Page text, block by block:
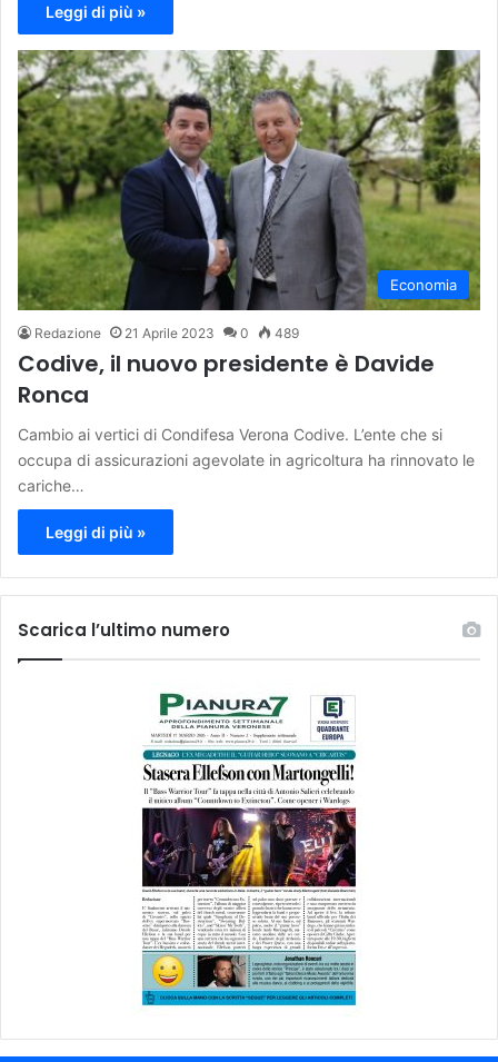
Leggi di più »
Economia
Redazione 21 Aprile 2023 0 489
Codive, il nuovo presidente è Davide
Ronca
Cambio ai vertici di Condifesa Verona Codive. L’ente che si
occupa di assicurazioni agevolate in agricoltura ha rinnovato le
cariche…
Leggi di più »
Scarica l’ultimo numero